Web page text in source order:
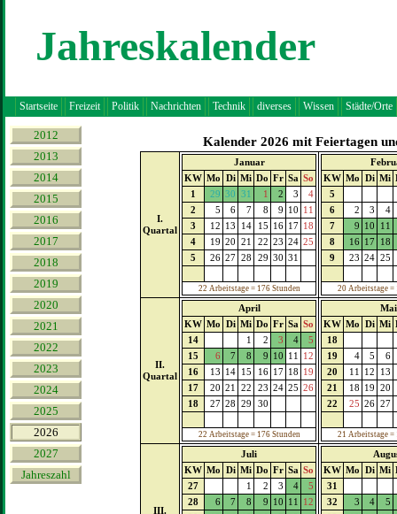
Jahreskalender
Startseite Freizeit Politik Nachrichten Technik diverses Wissen Städte/Orte
2012
2013
2014
2015
2016
2017
2018
2019
2020
2021
2022
2023
2024
2025
2026
2027
Jahreszahl
Kalender 2026 mit Feiertagen
I.
Quartal
Januar
KW Mo Di Mi Do Fr Sa So
1
29 30 31 1 2 3
4
2
5 6 7 8 9 10 11
3
12 13 14 15 16 17 18
4
19 20 21 22 23 24 25
5
26 27 28 29 30 31
22 Arbeitstage = 176 Stunden
KW Mo Di Mi
5
6
2 3
4
7
9 10
11
8
16 17 18
9
23 24 25
20 Arbeitstage =
II.
Quartal
April
KW Mo Di Mi Do Fr Sa So
14
1 2 3 4
5
15
6 7 8 9 10 11
12
16
13 14 15 16 17 18 19
17
20 21 22 23 24 25 26
18
27 28 29 30
22 Arbeitstage = 176 Stunden
Mai
KW Mo Di Mi
18
19
4 5
6
20
11 12
13
21
18 19 20
22
25 26 27
21 Arbeitstage =
III.
Juli
KW Mo Di Mi Do Fr Sa So
27
1 2 3 4
5
28
6 7 8 9 10 11
12
KW Mo Di Mi
31
32
3 4
5